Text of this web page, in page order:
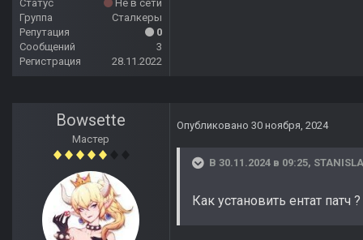
Статус
Не в сети
Группа
Сталкеры
Репутация
0
Сообщений
3
Регистрация
28.11.2022
Bowsette
Мастер
Опубликовано 30 ноября, 2024
В 30.11.2024 в 09:25,
Как установить ентат патч